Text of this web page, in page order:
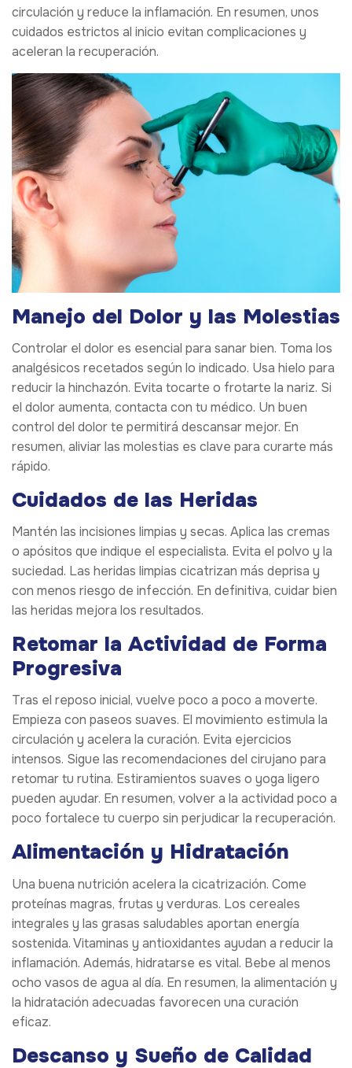
circulación y reduce la inflamación. En resumen, unos
cuidados estrictos al inicio evitan complicaciones y
aceleran la recuperación.
Manejo del Dolor y las Molestias
Controlar el dolor es esencial para sanar bien. Toma los
analgésicos recetados según lo indicado. Usa hielo para
reducir la hinchazón. Evita tocarte o frotarte la nariz. Si
el dolor aumenta, contacta con tu médico. Un buen
control del dolor te permitirá descansar mejor. En
resumen, aliviar las molestias es clave para curarte más
rápido.
Cuidados de las Heridas
Mantén las incisiones limpias y secas. Aplica las cremas
o apósitos que indique el especialista. Evita el polvo y la
suciedad. Las heridas limpias cicatrizan más deprisa y
con menos riesgo de infección. En definitiva, cuidar bien
las heridas mejora los resultados.
Retomar la Actividad de Forma
Progresiva
Tras el reposo inicial, vuelve poco a poco a moverte.
Empieza con paseos suaves. El movimiento estimula la
circulación y acelera la curación. Evita ejercicios
intensos. Sigue las recomendaciones del cirujano para
retomar tu rutina. Estiramientos suaves o yoga ligero
pueden ayudar. En resumen, volver a la actividad poco a
poco fortalece tu cuerpo sin perjudicar la recuperación.
Alimentación y Hidratación
Una buena nutrición acelera la cicatrización. Come
proteínas magras, frutas y verduras. Los cereales
integrales y las grasas saludables aportan energía
sostenida. Vitaminas y antioxidantes ayudan a reducir la
inflamación. Además, hidratarse es vital. Bebe al menos
ocho vasos de agua al día. En resumen, la alimentación y
la hidratación adecuadas favorecen una curación
eficaz.
Descanso y Sueño de Calidad